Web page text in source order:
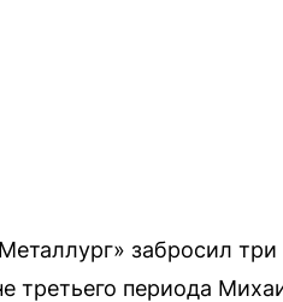
забросил
третьего периода